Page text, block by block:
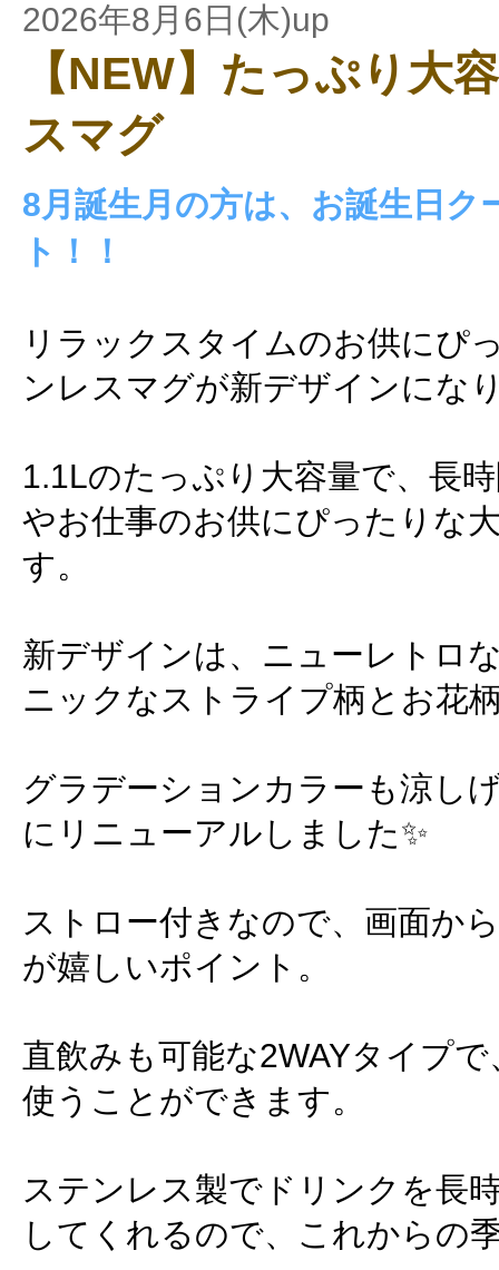
2026年8月6日(木)up
【NEW】たっぷり大
スマグ
8月誕生月の方は、お誕生日ク
ト！！
リラックスタイムのお供にぴ
ンレスマグが新デザインにな
1.1Lのたっぷり大容量で、長
やお仕事のお供にぴったりな
す。
新デザインは、ニューレトロ
ニックなストライプ柄とお花
グラデーションカラーも涼し
にリニューアルしました✨
ストロー付きなので、画面か
が嬉しいポイント。
直飲みも可能な2WAYタイプ
使うことができます。
ステンレス製でドリンクを長
してくれるので、これからの